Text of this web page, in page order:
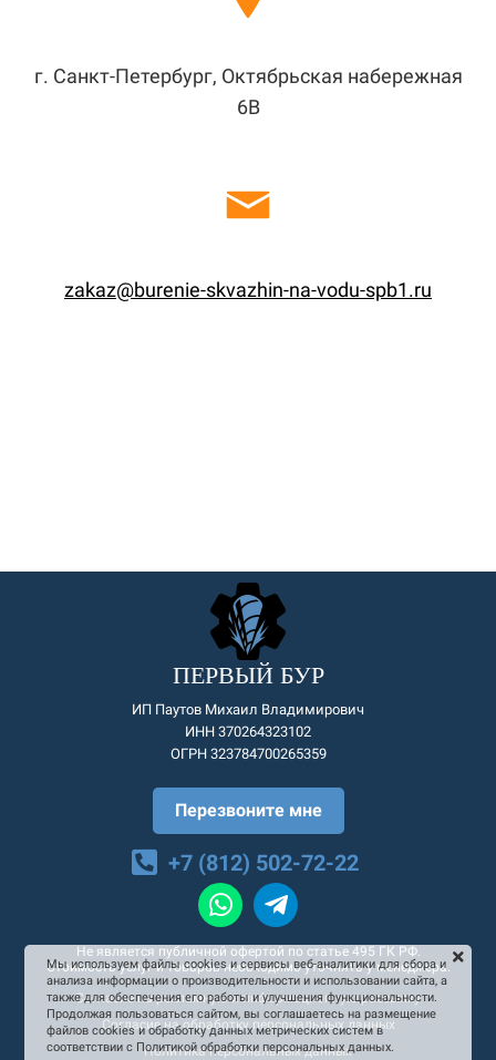
г. Санкт-Петербург, Октябрьская набережная
6В
zakaz@burenie-skvazhin-na-vodu-spb1.ru
ПЕРВЫЙ БУР
ИП Паутов Михаил Владимирович
ИНН 370264323102
ОГРН 323784700265359
Перезвоните мне
+7 (812) 502-72-22
Не является публичной офертой по статье 495 ГК РФ.
Стоимость услуг и товаров необходимо уточнять у менеджера.
Согласие на рекламную и информационную рассылку
Согласие на обработку персональных данных
Политика персональных данных
Мы используем файлы cookies и сервисы веб-аналитики для сбора и
анализа информации о производительности и использовании сайта, а
также для обеспечения его работы и улучшения функциональности.
Продолжая пользоваться сайтом, вы соглашаетесь на размещение
файлов cookies и обработку данных метрических систем в
соответствии с Политикой обработки персональных данных.